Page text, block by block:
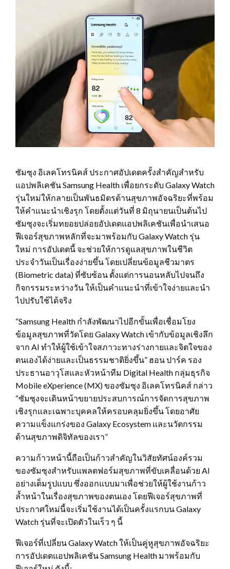
ซัมซุง อิเลคโทรนิคส์ ประกาศอัปเดตครั้งสำคัญสำหรับ
แอปพลิเคชัน Samsung Health เพื่อยกระดับ Galaxy Watch
รุ่นใหม่ให้กลายเป็นพันธมิตรด้านสุขภาพอัจฉริยะที่พร้อม
ให้คำแนะนำเชิงรุก โดยตั้งแต่วันที่ 8 มิถุนายนเป็นต้นไป
ซัมซุงจะเริ่มทยอยปล่อยอัปเดตแอปพลิเคชันเพื่อนำเสนอ
ฟีเจอร์สุขภาพหลักที่จะมาพร้อมกับ Galaxy Watch รุ่น
ใหม่ การอัปเดตนี้ จะช่วยให้การดูแลสุขภาพในชีวิต
ประจำวันเป็นเรื่องง่ายขึ้น โดยเปลี่ยนข้อมูลชีวมาตร
(Biometric data) ที่ซับซ้อน ตั้งแต่การนอนหลับไปจนถึง
กิจกรรมระหว่างวัน ให้เป็นคำแนะนำที่เข้าใจง่ายและนำ
ไปปรับใช้ได้จริง
“Samsung Health กำลังพัฒนาไปอีกขั้นเพื่อเชื่อมโยง
ข้อมูลสุขภาพที่วัดโดย Galaxy Watch เข้ากับข้อมูลเชิงลึก
จาก AI ทำให้ผู้ใช้เข้าใจสภาวะทางร่างกายและจิตใจของ
ตนเองได้ง่ายและเป็นธรรมชาติยิ่งขึ้น” ฮอน ปาร์ค รอง
ประธานอาวุโสและหัวหน้าทีม Digital Health กลุ่มธุรกิจ
Mobile eXperience (MX) ของซัมซุง อิเลคโทรนิคส์ กล่าว
“ซัมซุงจะเดินหน้าขยายประสบการณ์การจัดการสุขภาพ
เชิงรุกและเฉพาะบุคคลให้ครอบคลุมยิ่งขึ้น โดยอาศัย
ความแข็งแกร่งของ Galaxy Ecosystem และนวัตกรรม
ด้านสุขภาพดิจิทัลของเรา”
ความก้าวหน้านี้ถือเป็นก้าวสำคัญในวิสัยทัศน์องค์รวม
ของซัมซุงสำหรับแพลตฟอร์มสุขภาพที่ขับเคลื่อนด้วย AI
อย่างเต็มรูปแบบ ซึ่งออกแบบมาเพื่อช่วยให้ผู้ใช้งานก้าว
ล้ำหน้าในเรื่องสุขภาพของตนเอง โดยฟีเจอร์สุขภาพที่
ประกาศใหม่นี้จะเริ่มใช้งานได้เป็นครั้งแรกบน Galaxy
Watch รุ่นที่จะเปิดตัวในเร็ว ๆ นี้
ฟีเจอร์ที่เปลี่ยน Galaxy Watch ให้เป็นคู่หูสุขภาพอัจฉริยะ
การอัปเดตแอปพลิเคชัน Samsung Health มาพร้อมกับ